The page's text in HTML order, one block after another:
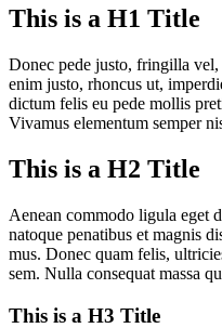
This is a H1 Title
Donec pede justo, fringilla
enim justo, rhoncus ut,
dictum felis eu pede mollis
Vivamus elementum semper
This is a H2 Title
Aenean commodo ligula eget
natoque penatibus et magnis
mus. Donec quam felis,
sem. Nulla consequat massa
This is a H3 Title